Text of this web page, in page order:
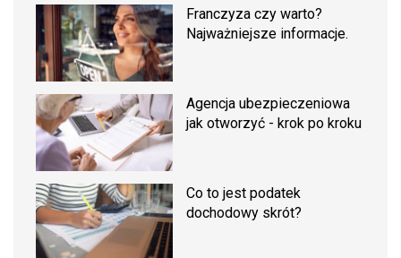
Franczyza czy warto?
Najważniejsze informacje.
Agencja ubezpieczeniowa
jak otworzyć - krok po kroku
Co to jest podatek
dochodowy skrót?